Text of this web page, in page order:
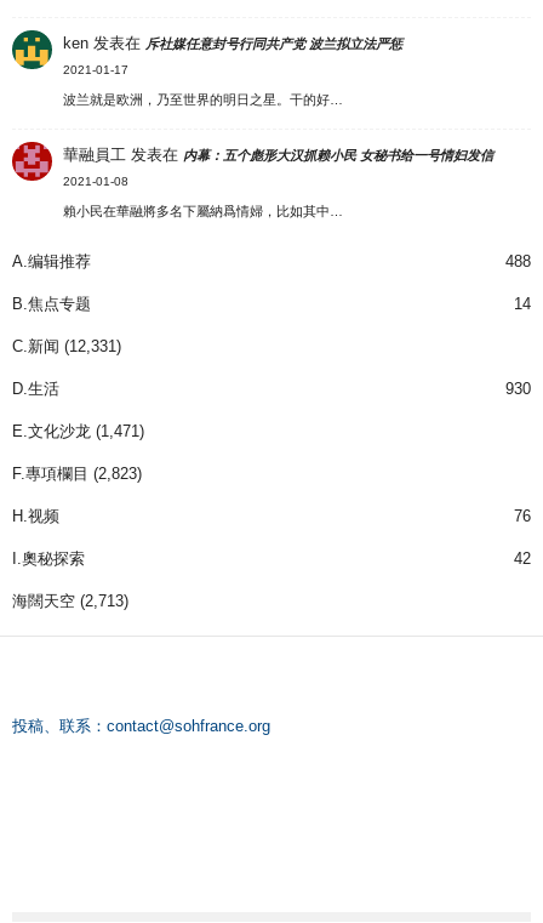
ken 发表在 斥社媒任意封号行同共产党 波兰拟立法严惩
2021-01-17
波兰就是欧洲，乃至世界的明日之星。干的好…
華融員工 发表在 内幕：五个彪形大汉抓赖小民 女秘书给一号情妇发信
2021-01-08
賴小民在華融將多名下屬納爲情婦，比如其中…
A.编辑推荐 488
B.焦点专题 14
C.新闻 (12,331)
D.生活 930
E.文化沙龙 (1,471)
F.專項欄目 (2,823)
H.视频 76
I.奧秘探索 42
海闊天空 (2,713)
投稿、联系： contact@sohfrance.org